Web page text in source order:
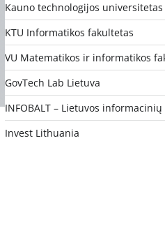
Kauno technologijos universitetas
KTU Informatikos fakultetas
VU Matematikos ir informatikos
GovTech Lab Lietuva
INFOBALT – Lietuvos
Invest Lithuania